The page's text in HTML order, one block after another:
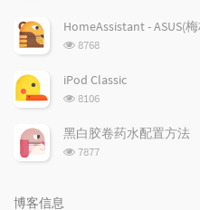
次
HomeAssistant - ASUS(
浏
次
8768
iPod Classic
浏
次
数:
8106
黑白胶卷药水配置方法
浏
7877
博客信息